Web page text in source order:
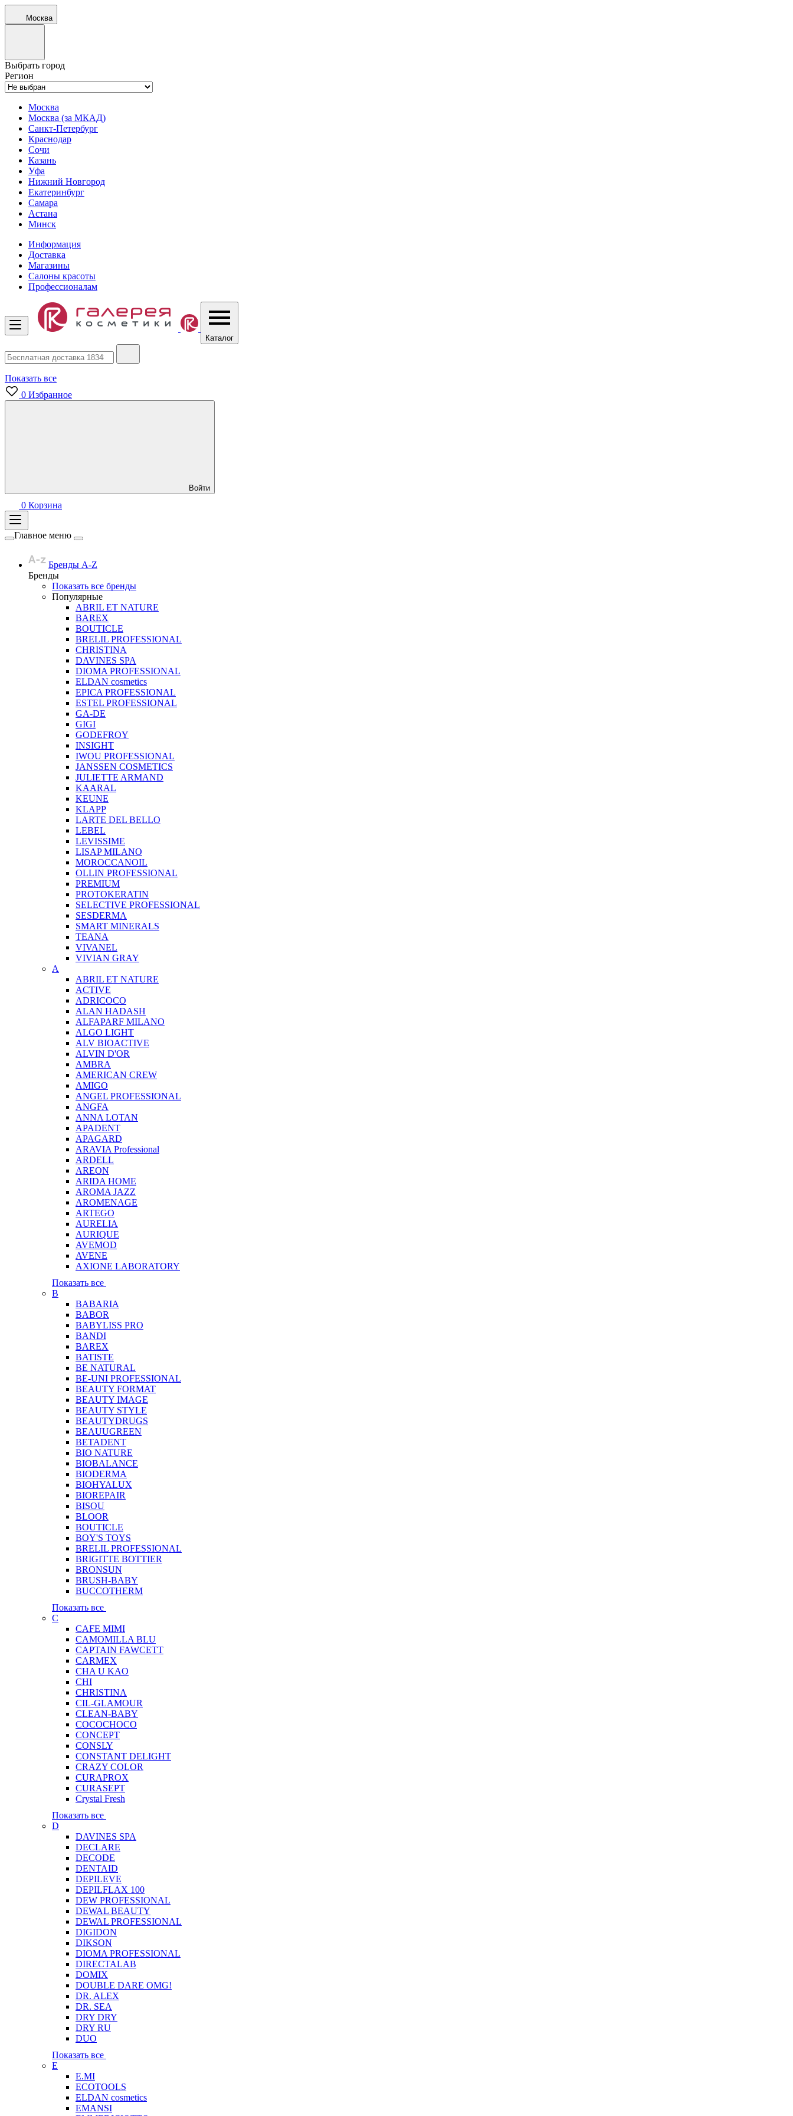
Москва
Выбрать город
Регион
Москва
Москва (за МКАД)
Санкт-Петербург
Краснодар
Сочи
Казань
Уфа
Нижний Новгород
Екатеринбург
Самара
Астана
Минск
Информация
Доставка
Магазины
Салоны красоты
Профессионалам
Каталог
Показать все
0 Избранное
Войти
0 Корзина
Главное меню
Бренды A-Z
Бренды
Показать все бренды
Популярные
ABRIL ET NATURE
BAREX
BOUTICLE
BRELIL PROFESSIONAL
CHRISTINA
DAVINES SPA
DIOMA PROFESSIONAL
ELDAN cosmetics
EPICA PROFESSIONAL
ESTEL PROFESSIONAL
GA-DE
GIGI
GODEFROY
INSIGHT
IWOU PROFESSIONAL
JANSSEN COSMETICS
JULIETTE ARMAND
KAARAL
KEUNE
KLAPP
LARTE DEL BELLO
LEBEL
LEVISSIME
LISAP MILANO
MOROCCANOIL
OLLIN PROFESSIONAL
PREMIUM
PROTOKERATIN
SELECTIVE PROFESSIONAL
SESDERMA
SMART MINERALS
TEANA
VIVANEL
VIVIAN GRAY
A
ABRIL ET NATURE
ACTIVE
ADRICOCO
ALAN HADASH
ALFAPARF MILANO
ALGO LIGHT
ALV BIOACTIVE
ALVIN D'OR
AMBRA
AMERICAN CREW
AMIGO
ANGEL PROFESSIONAL
ANGFA
ANNA LOTAN
APADENT
APAGARD
ARAVIA Professional
ARDELL
AREON
ARIDA HOME
AROMA JAZZ
AROMENAGE
ARTEGO
AURELIA
AURIQUE
AVEMOD
AVENE
AXIONE LABORATORY
Показать все
B
BABARIA
BABOR
BABYLISS PRO
BANDI
BAREX
BATISTE
BE NATURAL
BE-UNI PROFESSIONAL
BEAUTY FORMAT
BEAUTY IMAGE
BEAUTY STYLE
BEAUTYDRUGS
BEAUUGREEN
BETADENT
BIO NATURE
BIOBALANCE
BIODERMA
BIOHYALUX
BIOREPAIR
BISOU
BLOOR
BOUTICLE
BOY'S TOYS
BRELIL PROFESSIONAL
BRIGITTE BOTTIER
BRONSUN
BRUSH-BABY
BUCCOTHERM
Показать все
C
CAFE MIMI
CAMOMILLA BLU
CAPTAIN FAWCETT
CARMEX
CHA U KAO
CHI
CHRISTINA
CIL-GLAMOUR
CLEAN-BABY
COCOCHOCO
CONCEPT
CONSLY
CONSTANT DELIGHT
CRAZY COLOR
CURAPROX
CURASEPT
Crystal Fresh
Показать все
D
DAVINES SPA
DECLARE
DECODE
DENTAID
DEPILEVE
DEPILFLAX 100
DEW PROFESSIONAL
DEWAL BEAUTY
DEWAL PROFESSIONAL
DIGIDON
DIKSON
DIOMA PROFESSIONAL
DIRECTALAB
DOMIX
DOUBLE DARE OMG!
DR. ALEX
DR. SEA
DRY DRY
DRY RU
DUO
Показать все
E
E.MI
ECOTOOLS
ELDAN cosmetics
EMANSI